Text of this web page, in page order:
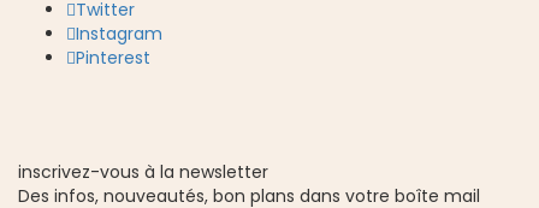
Twitter
Instagram
Pinterest
inscrivez-vous à la newsletter
Des infos, nouveautés, bon plans dans votre boîte mail